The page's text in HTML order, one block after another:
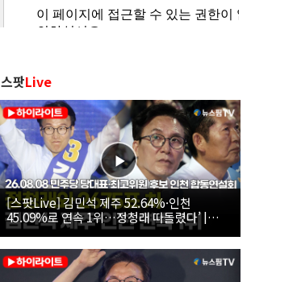
스팟Live
[스팟Live] 김민석 제주 52.64%·인천
45.09%로 연속 1위…정청래 따돌렸다’ |
26.08.08 더불어민주당 당대표·최고위원 후
보 인천 합동연설회